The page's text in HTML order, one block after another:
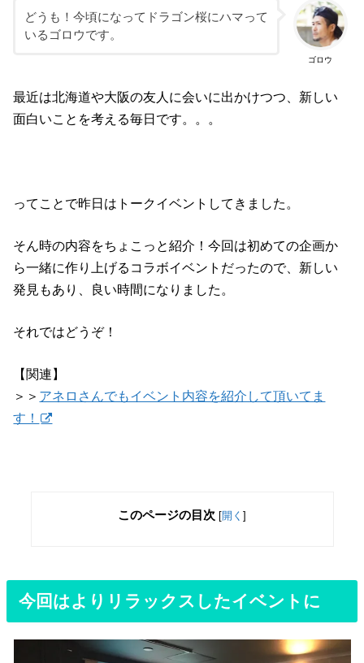
ゴロウ
どうも！今頃になってドラゴン桜にハマって
いるゴロウです。
最近は北海道や大阪の友人に会いに出かけつつ、新しい
面白いことを考える毎日です。。。
ってことで昨日はトークイベントしてきました。
そん時の内容をちょこっと紹介！今回は初めての企画か
ら一緒に作り上げるコラボイベントだったので、新しい
発見もあり、良い時間になりました。
それではどうぞ！
【関連】
＞＞ アネロさんでもイベント内容を紹介して頂いてま
す！
このページの目次 [開く ]
今回はよりリラックスしたイベントに